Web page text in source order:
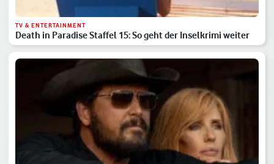
TV & ENTERTAINMENT
Death in Paradise Staffel 15: So geht der Inselkrimi weiter